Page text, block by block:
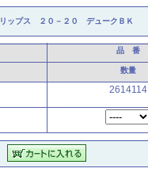
リップス ２０－２０ デュークＢＫ
品 番
数量
2614114